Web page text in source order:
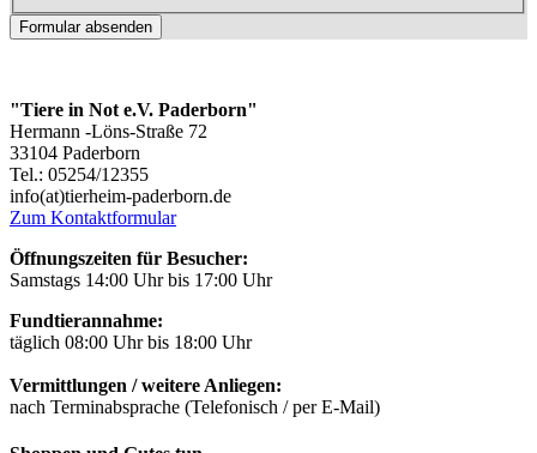
Formular absenden
"Tiere in Not e.V. Paderborn"
Hermann -Löns-Straße 72
33104 Paderborn
Tel.: 05254/12355
info(at)tierheim-paderborn.de
Zum Kontaktformular
Öffnungszeiten für Besucher:
Samstags 14:00 Uhr bis 17:00 Uhr
Fundtierannahme:
täglich 08:00 Uhr bis 18:00 Uhr
Vermittlungen / weitere Anliegen:
nach Terminabsprache (Telefonisch / per E-Mail)